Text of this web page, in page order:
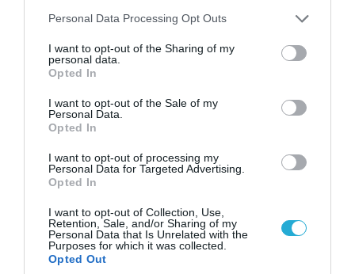
Please note that this website/app uses one or more Google
not limited to your visit or usage behaviour. You may click to
grant or deny consent to Google and its third-party tags to
use your data for below specified purposes in below Google
consent section.
Personal Data Processing Opt Outs
I want to opt-out of the Sharing of my
personal data.
Opted In
I want to opt-out of the Sale of my
Personal Data.
Opted In
I want to opt-out of processing my
Personal Data for Targeted Advertising.
Opted In
I want to opt-out of Collection, Use,
Retention, Sale, and/or Sharing of my
Personal Data that Is Unrelated with the
Purposes for which it was collected.
Opted Out
Η ΕΤΒΑ ΒΙ.ΠΕ Α.Ε., προχωρά στη
διερεύνηση διασύνδεσης των
Επιχειρηματικών Πάρκων (ΕΠ)